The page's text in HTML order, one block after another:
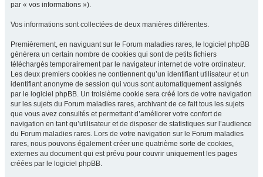
par « vos informations »).
Vos informations sont collectées de deux manières différentes.
Premièrement, en naviguant sur le Forum maladies rares, le logiciel phpBB
génèrera un certain nombre de cookies qui sont de petits fichiers
téléchargés temporairement par le navigateur internet de votre ordinateur.
Les deux premiers cookies ne contiennent qu’un identifiant utilisateur et un
identifiant anonyme de session qui vous sont automatiquement assignés
par le logiciel phpBB. Un troisième cookie sera créé lors de votre navigation
sur les sujets du Forum maladies rares, archivant de ce fait tous les sujets
que vous avez consultés et permettant d’améliorer votre confort de
navigation en tant qu’utilisateur et de disposer de statistiques sur l’audience
du Forum maladies rares. Lors de votre navigation sur le Forum maladies
rares, nous pouvons également créer une quatrième sorte de cookies,
externes au document qui est prévu pour couvrir uniquement les pages
créées par le logiciel phpBB.